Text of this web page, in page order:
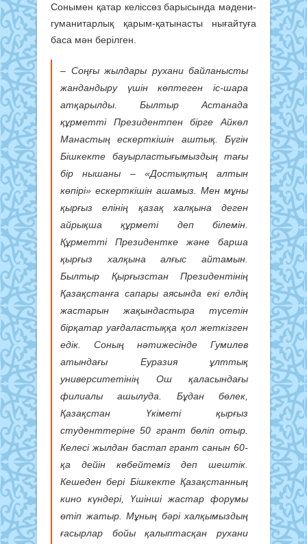
Сонымен қатар келіссөз барысында мәдени-
гуманитарлық қарым-қатынасты нығайтуға
баса мән берілген.
– Соңғы жылдары рухани байланысты
жандандыру үшін көптеген іс-шара
атқарылды. Былтыр Астанада
құрметті Президентпен бірге Айкөл
Манастың ескерткішін аштық. Бүгін
Бішкекте бауырластығымыздың тағы
бір нышаны – «Достықтың алтын
көпірі» ескерткішін ашамыз. Мен мұны
қырғыз елінің қазақ халқына деген
айрықша құрметі деп білемін.
Құрметті Президентке және барша
қырғыз халқына алғыс айтамын.
Былтыр Қырғызстан Президентінің
Қазақстанға сапары аясында екі елдің
жастарын жақындастыра түсетін
бірқатар уағдаластыққа қол жеткізген
едік. Соның нәтижесінде Гумилев
атындағы Еуразия ұлттық
университетінің Ош қаласындағы
филиалы ашылуда. Бұдан бөлек,
Қазақстан Үкіметі қырғыз
студенттеріне 50 грант бөліп отыр.
Келесі жылдан бастап грант санын 60-
қа дейін көбейтеміз деп шештік.
Кешеден бері Бішкекте Қазақстанның
кино күндері, Үшінші жастар форумы
өтіп жатыр. Мұның бәрі халқымыздың
ғасырлар бойы қалыптасқан рухани